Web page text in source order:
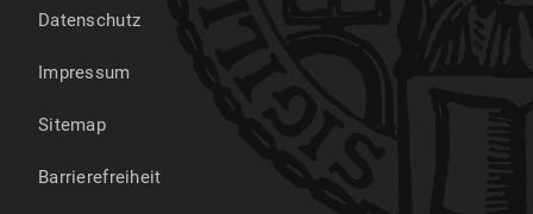
Datenschutz
Impressum
Sitemap
Barrierefreiheit